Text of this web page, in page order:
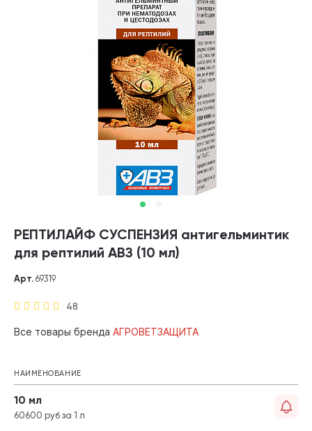
РЕПТИЛАЙФ СУСПЕНЗИЯ антигельминтик
для рептилий АВЗ (10 мл)
48
Арт. 69319
Все товары бренда АГРОВЕТЗАЩИТА
НАИМЕНОВАНИЕ
10 мл
60600 руб за 1 л